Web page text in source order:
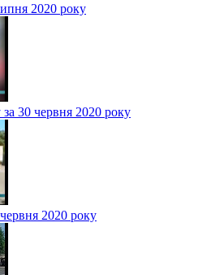
2020 року
за 30 червня 2020 року
2020 року